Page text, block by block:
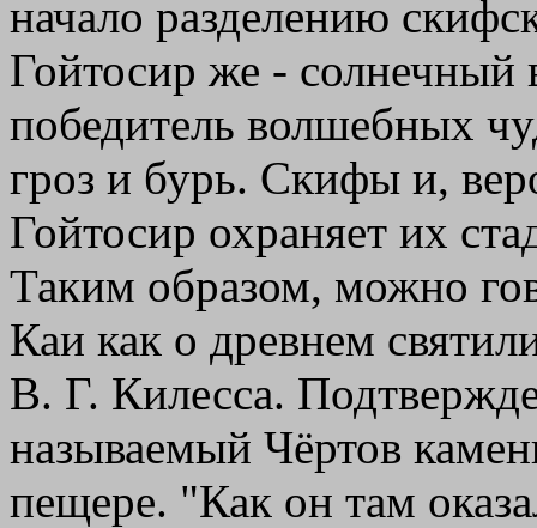
начало разделению
Гойтосир же - солнечный
победитель волшебных
гроз и бурь. Скифы и,
Гойтосир охраняет их
Таким образом, можно
Каи как о древнем
В. Г. Килесса.
называемый Чёртов
пещере. "Как он там